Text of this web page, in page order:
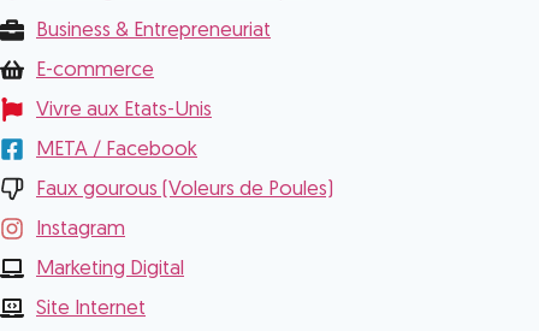
Business & Entrepreneuriat
E-commerce
Vivre aux Etats-Unis
META / Facebook
Faux gourous (Voleurs de Poules)
Instagram
Marketing Digital
Site Internet